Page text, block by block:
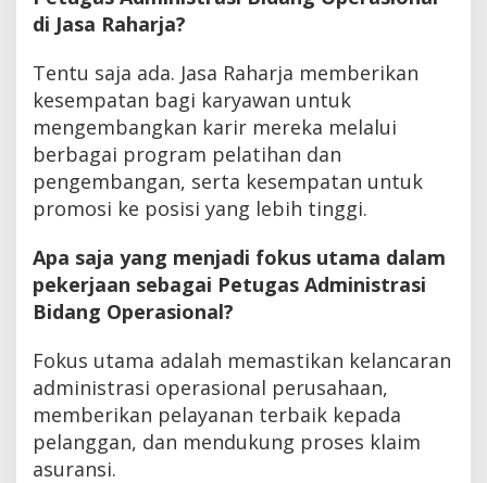
di Jasa Raharja?
Tentu saja ada. Jasa Raharja memberikan
kesempatan bagi karyawan untuk
mengembangkan karir mereka melalui
berbagai program pelatihan dan
pengembangan, serta kesempatan untuk
promosi ke posisi yang lebih tinggi.
Apa saja yang menjadi fokus utama dalam
pekerjaan sebagai Petugas Administrasi
Bidang Operasional?
Fokus utama adalah memastikan kelancaran
administrasi operasional perusahaan,
memberikan pelayanan terbaik kepada
pelanggan, dan mendukung proses klaim
asuransi.